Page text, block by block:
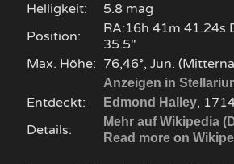
Helligkeit:
5.8 mag
Position:
RA:16h 41m 41.24s
35.5″
Max. Höhe: 76,46°, Jun.
Anzeigen in
Entdeckt: Edmond Halley,
Details:
Mehr auf Wikipedia
Read more on